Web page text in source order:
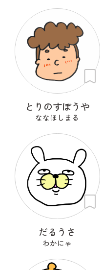
とりのすぼうや
ななほしまる
だるうさ
わかにゃ